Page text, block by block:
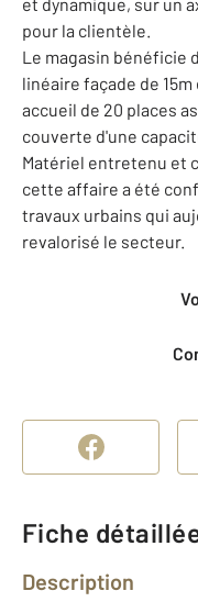
pour la clientèle.
Le magasin bénéficie
linéaire façade de
accueil de 20 places
couverte d'une
Matériel entretenu et
cette affaire a été
travaux urbains qui
revalorisé le secteur.
Fiche
Description